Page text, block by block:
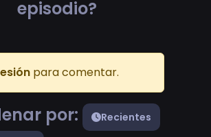
episodio?
para comentar.
por:
Recientes